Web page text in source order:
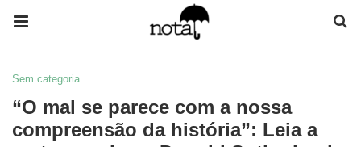
Sem categoria
“O mal se parece com a nossa
compreensão da história”: Leia a